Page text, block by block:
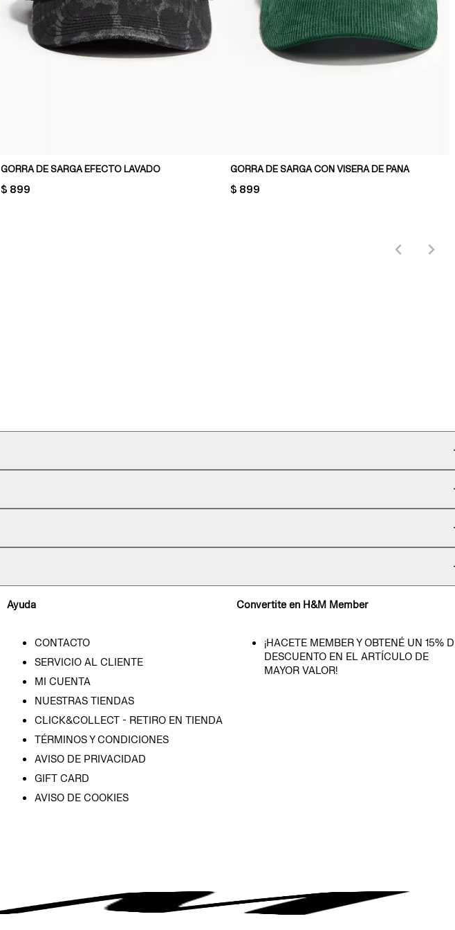
GORRA DE SARGA EFECTO LAVADO
PRICE:
$ 899
GORRA DE SARGA CON VISERA DE PANA
PRICE:
$ 899
Ayuda
CONTACTO
SERVICIO AL CLIENTE
MI CUENTA
NUESTRAS TIENDAS
CLICK&COLLECT - RETIRO EN TIENDA
TÉRMINOS Y CONDICIONES
AVISO DE PRIVACIDAD
GIFT CARD
AVISO DE COOKIES
Convertite en H&M Member
¡HACETE MEMBER Y OBTENÉ UN 15%
DESCUENTO EN EL ARTÍCULO DE
MAYOR VALOR!